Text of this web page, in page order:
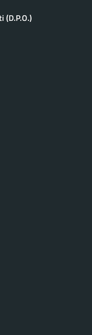
(D.P.O.)